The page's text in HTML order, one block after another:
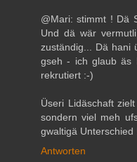
@Mari: stimmt ! Dä
Und dä wär
zuständig... Dä hani
gseh - ich glaub äs
rekrutiert :-)
Üseri Lidäschaft
sondern viel meh
gwaltigä Unterschied
Antworten